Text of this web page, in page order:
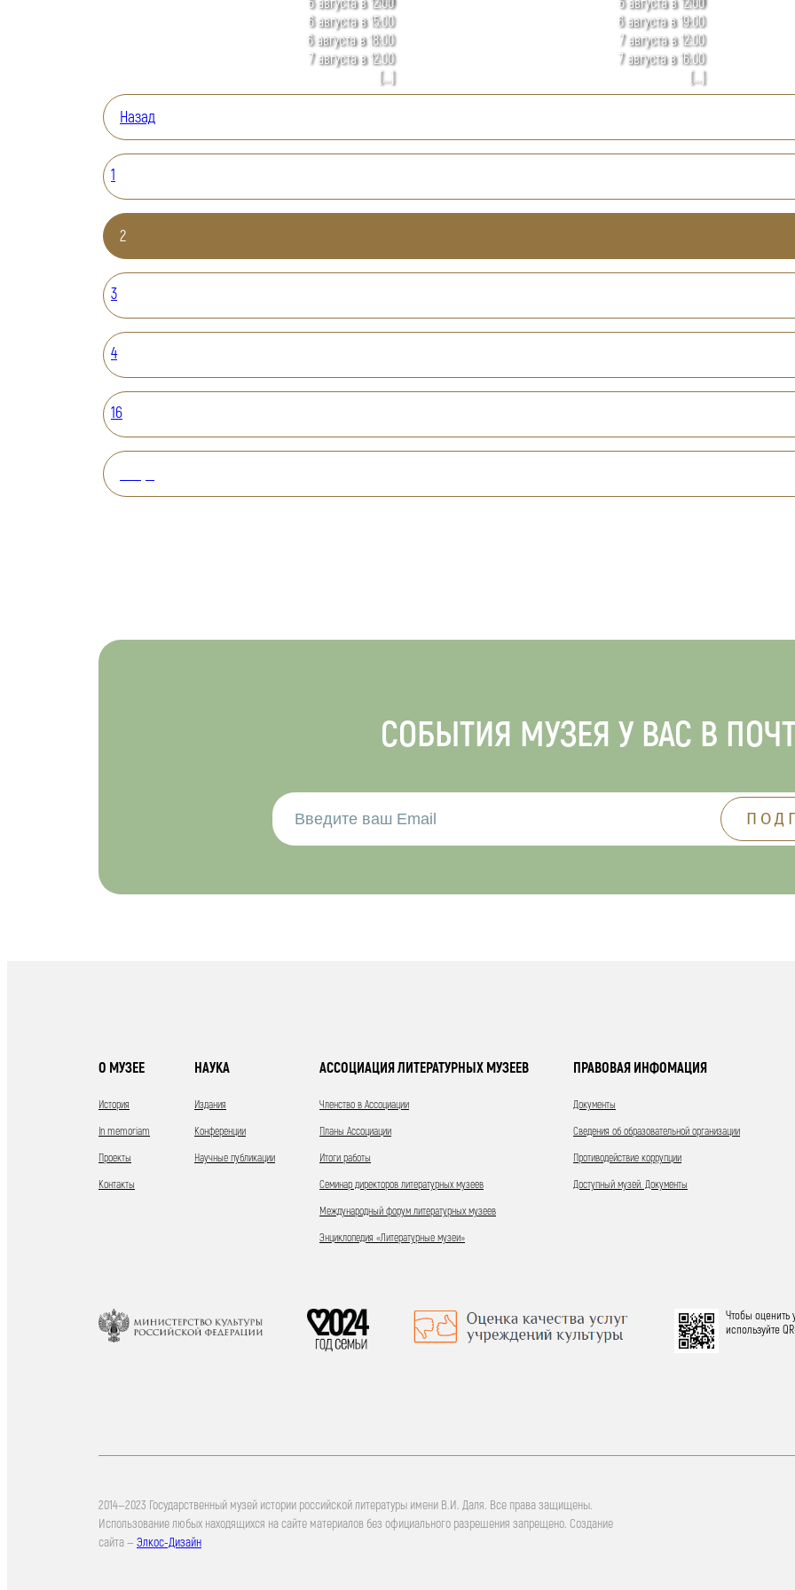
6 августа в 15:00
6 августа в 18:00
7 августа в 12:00
[...]
6 августа в 19:00
7 августа в 12:00
7 августа в 16:00
[...]
Назад
1
2
3
4
16
СОБЫТИЯ МУЗЕЯ У ВАС В
О МУЗЕЕ
История
In memoriam
Проекты
Контакты
НАУКА
Издания
Конференции
Научные публикации
АССОЦИАЦИЯ ЛИТЕРАТУРНЫХ МУЗЕЕВ
Членство в Ассоциации
Планы Ассоциации
Итоги работы
Семинар директоров литературных музеев
Международный форум литературных музеев
Энциклопедия «Литературные музеи»
ПРАВОВАЯ ИНФОМАЦИЯ
Документы
Сведения об образовательной организации
Противодействие коррупции
Доступный музей. Документы
Чтобы оценить
используйте
2014—2023 Государственный музей истории российской литературы имени В.И. Даля. Все права защищены.
Использование любых находящихся на сайте материалов без официального разрешения запрещено. Создание
сайта — Элкос-Дизайн